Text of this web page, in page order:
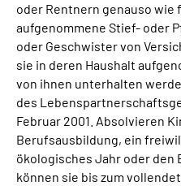
oder Rentnern genauso wie
aufgenommene Stief- oder
oder Geschwister von
sie in deren Haushalt
von ihnen unterhalten
des
Februar 2001. Absolvieren
Berufsausbildung, ein
ökologisches Jahr oder
können sie bis zum